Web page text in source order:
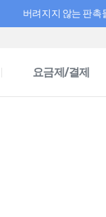
버려지지 않는 판촉
요금제/결제